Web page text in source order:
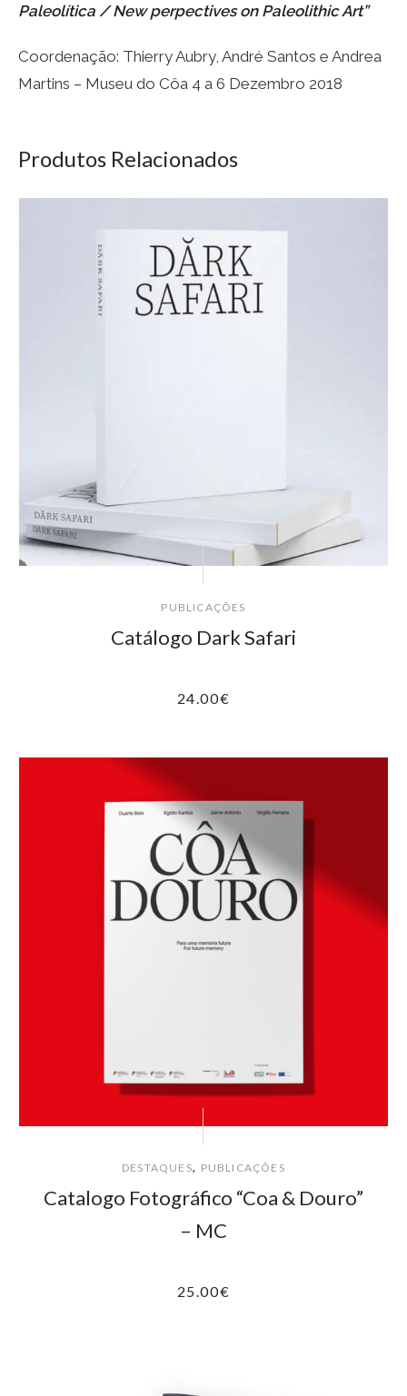
Paleolítica / New perpectives on Paleolithic Art”
Coordenação: Thierry Aubry, André Santos e Andrea
Martins – Museu do Côa 4 a 6 Dezembro 2018
Produtos Relacionados
PUBLICAÇÕES
Catálogo Dark Safari
24.00€
DESTAQUES, PUBLICAÇÕES
Catalogo Fotográfico “Coa & Douro”
– MC
25.00€